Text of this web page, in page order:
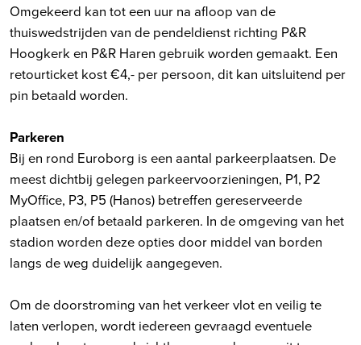
Omgekeerd kan tot een uur na afloop van de
thuiswedstrijden van de pendeldienst richting P&R
Hoogkerk en P&R Haren gebruik worden gemaakt. Een
retourticket kost €4,- per persoon, dit kan uitsluitend per
pin betaald worden.
Parkeren
Bij en rond Euroborg is een aantal parkeerplaatsen. De
meest dichtbij gelegen parkeervoorzieningen, P1, P2
MyOffice, P3, P5 (Hanos) betreffen gereserveerde
plaatsen en/of betaald parkeren. In de omgeving van het
stadion worden deze opties door middel van borden
langs de weg duidelijk aangegeven.
Om de doorstroming van het verkeer vlot en veilig te
laten verlopen, wordt iedereen gevraagd eventuele